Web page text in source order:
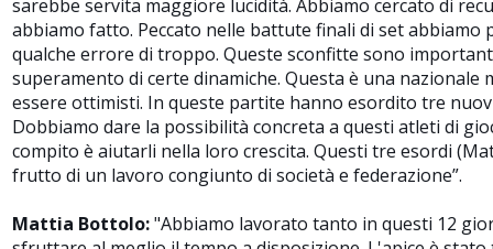
sarebbe servita maggiore lucidità. Abbiamo cercato di
abbiamo fatto. Peccato nelle battute finali di set abbiamo
qualche errore di troppo. Queste sconfitte sono
superamento di certe dinamiche. Questa è una nazionale
essere ottimisti. In queste partite hanno esordito tre
Dobbiamo dare la possibilità concreta a questi atleti di
compito è aiutarli nella loro crescita. Questi tre esordi
frutto di un lavoro congiunto di società e federazione”.
Mattia Bottolo:"Abbiamo lavorato tanto in questi 12